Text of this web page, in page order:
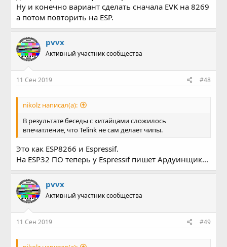
Ну и конечно вариант сделать сначала EVK на 8269
а потом повторить на ESP.
pvvx
Активный участник сообщества
11 Сен 2019 #48
nikolz написал(а):
В результате беседы с китайцами сложилось
впечатление, что Telink не сам делает чипы.
Это как ESP8266 и Espressif.
На ESP32 ПО теперь у Espressif пишет Ардуинщик...
pvvx
Активный участник сообщества
11 Сен 2019 #49